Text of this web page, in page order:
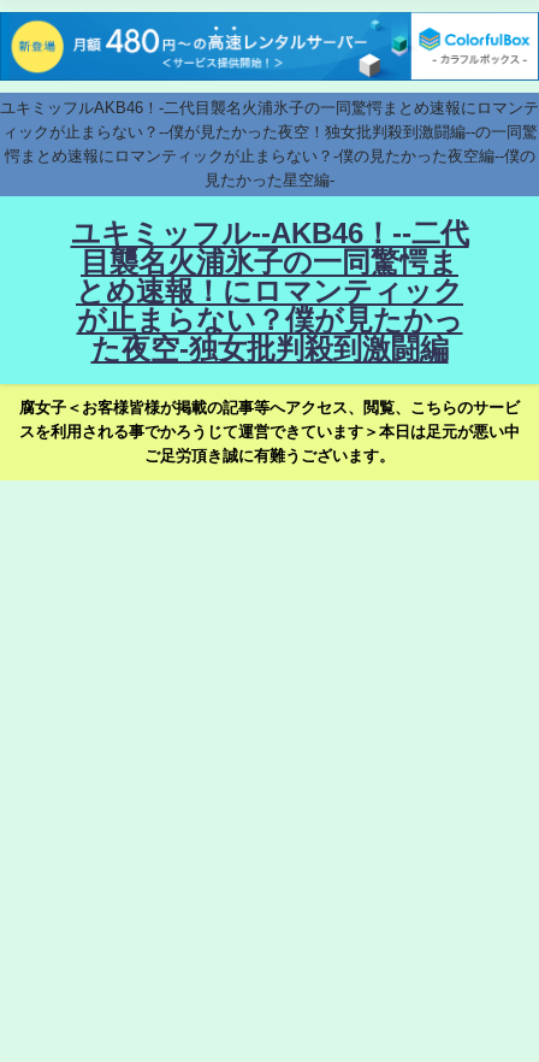
ユキミッフルAKB46！-二代目襲名火浦氷子の一同驚愕まとめ速報にロマンテ
ィックが止まらない？--僕が見たかった夜空！独女批判殺到激闘編--の一同驚
愕まとめ速報にロマンティックが止まらない？-僕の見たかった夜空編--僕の
見たかった星空編-
ユキミッフル--AKB46！--二代
目襲名火浦氷子の一同驚愕ま
とめ速報！にロマンティック
が止まらない？僕が見たかっ
た夜空-独女批判殺到激闘編
腐女子＜お客様皆様が掲載の記事等へアクセス、閲覧、こちらのサービ
スを利用される事でかろうじて運営できています＞本日は足元が悪い中
ご足労頂き誠に有難うございます。